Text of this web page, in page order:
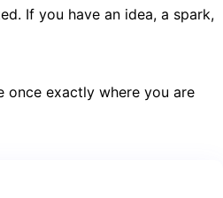
If you have an idea, a spark,
once exactly where you are